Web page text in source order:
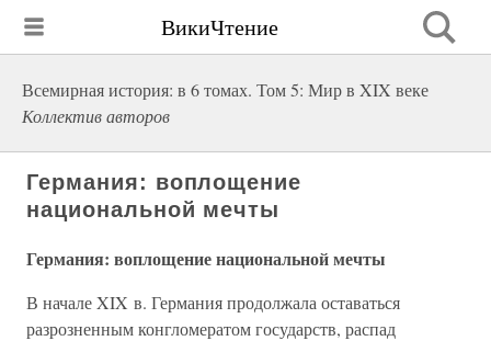
ВикиЧтение
Всемирная история: в 6 томах. Том 5: Мир в XIX веке
Коллектив авторов
Германия: воплощение
национальной мечты
Германия: воплощение национальной мечты
В начале XIX в. Германия продолжала оставаться
разрозненным конгломератом государств, распад